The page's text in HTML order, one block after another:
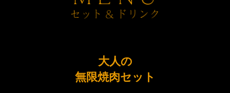
大人の
無限焼肉セット